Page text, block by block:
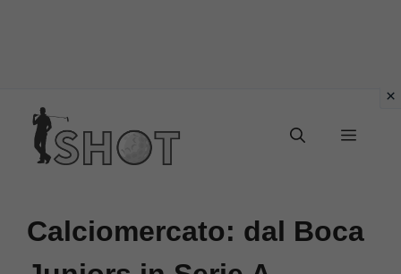
contenuto
Menu
Calciomercato: dal Boca